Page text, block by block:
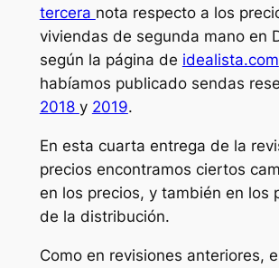
tercera nota respecto a los
viviendas de segunda mano en
según la página de idealista.com
habíamos publicado sendas
2018 y 2019.
En esta cuarta entrega de la
precios encontramos ciertos
en los precios, y también en los
de la distribución.
Como en revisiones anteriores,